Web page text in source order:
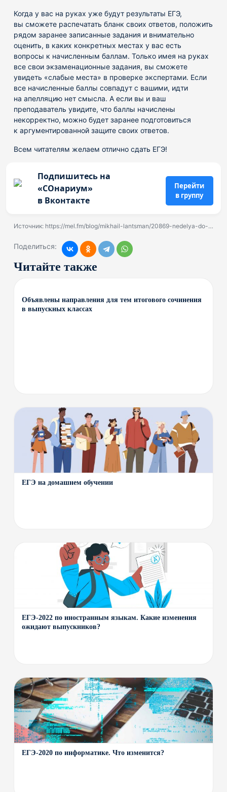
Когда у вас на руках уже будут результаты ЕГЭ,
вы сможете распечатать бланк своих ответов, положить
рядом заранее записанные задания и внимательно
оценить, в каких конкретных местах у вас есть
вопросы к начисленным баллам. Только имея на руках
все свои экзаменационные задания, вы сможете
увидеть «слабые места» в проверке экспертами. Если
все начисленные баллы совпадут с вашими, идти
на апелляцию нет смысла. А если вы и ваш
преподаватель увидите, что баллы начислены
некорректно, можно будет заранее подготовиться
к аргументированной защите своих ответов.
Всем читателям желаем отлично сдать ЕГЭ!
Подпишитесь на
«СОнариум»
в Вконтакте
Перейти
в группу
Источник: https://mel.fm/blog/mikhail-lantsman/20869-nedelya-do-yege-chto-povtorit-i-kak-eshche-gotovitsya--sekrety-stoballnikov
Поделиться:
Читайте также
Объявлены направления для тем итогового сочинения
в выпускных классах
ЕГЭ на домашнем обучении
ЕГЭ-2022 по иностранным языкам. Какие изменения
ожидают выпускников?
ЕГЭ-2020 по информатике. Что изменится?